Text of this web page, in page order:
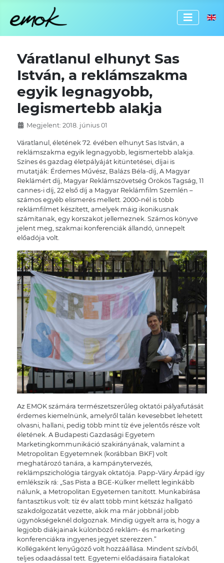
Váratlanul elhunyt Sas
István, a reklámszakma
egyik legnagyobb,
legismertebb alakja
Megjelent: 2018. június 01
Váratlanul, életének 72. évében elhunyt Sas István, a
reklámszakma egyik legnagyobb, legismertebb alakja.
Színes és gazdag életpályáját kitüntetései, díjai is
mutatják: Érdemes Művész, Balázs Béla-díj, A Magyar
Reklámért díj, Magyar Reklámszövetség Örökös Tagság, 11
cannes-i díj, 22 első díj a Magyar Reklámfilm Szemlén –
számos egyéb elismerés mellett. 2000-nél is több
reklámfilmet készített, amelyek máig ikonikusnak
számítanak, egy korszakot jellemeznek. Számos könyve
jelent meg, szakmai konferenciák állandó, ünnepelt
előadója volt.
Az EMOK számára természetszerűleg oktatói pályafutását
érdemes kiemelnünk, amelyről talán kevesebbet lehetett
olvasni, hallani, pedig több mint tíz éve jelentős része volt
életének. A Budapesti Gazdasági Egyetem
Marketingkommunikáció szakirányának, valamint a
Metropolitan Egyetemnek (korábban BKF) volt
meghatározó tanára, a kampánytervezés,
reklámpszichológia tárgyak oktatója. Papp-Váry Árpád így
emlékszik rá: „Sas Pista a BGE-Külker mellett leginkább
nálunk, a Metropolitan Egyetemen tanított. Munkabírása
fantasztikus volt: tíz év alatt több mint kétszáz hallgató
szakdolgozatát vezette, akik ma már jobbnál jobb
ügynökségeknél dolgoznak. Mindig ügyelt arra is, hogy a
legjobb diákjainak különböző reklám- és marketing
konferenciákra ingyenes jegyet szerezzen.”
Kollégaként lenyűgöző volt hozzáállása. Mindent szívből,
teljes odaadással tett. Egyetemi előadásaira fiatalokat